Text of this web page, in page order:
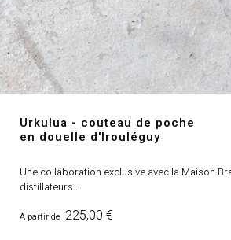
Urkulua - couteau de poche
en douelle d'Irouléguy
Une collaboration exclusive avec la Maison
distillateurs...
À partir de Prix
225,00 €